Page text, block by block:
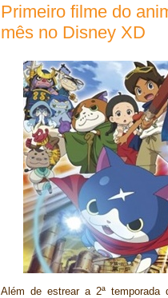
Primeiro filme do
mês no Disney XD
Além de estrear a 2ª temporada